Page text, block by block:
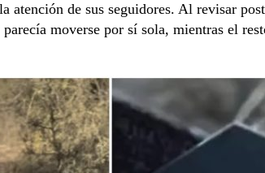
de sus seguidores. Al revisar
moverse por sí sola, mientras el